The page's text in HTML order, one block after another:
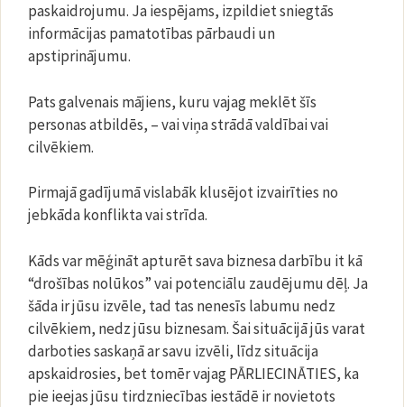
paskaidrojumu. Ja iespējams, izpildiet sniegtās
informācijas pamatotības pārbaudi un
apstiprinājumu.
Pats galvenais mājiens, kuru vajag meklēt šīs
personas atbildēs, – vai viņa strādā valdībai vai
cilvēkiem.
Pirmajā gadījumā vislabāk klusējot izvairīties no
jebkāda konflikta vai strīda.
Kāds var mēģināt apturēt sava biznesa darbību it kā
“drošības nolūkos” vai potenciālu zaudējumu dēļ. Ja
šāda ir jūsu izvēle, tad tas nenesīs labumu nedz
cilvēkiem, nedz jūsu biznesam. Šai situācijā jūs varat
darboties saskaņā ar savu izvēli, līdz situācija
apskaidrosies, bet tomēr vajag PĀRLIECINĀTIES, ka
pie ieejas jūsu tirdzniecības iestādē ir novietots